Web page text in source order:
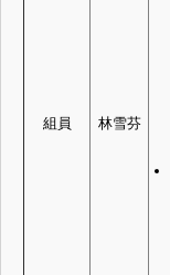
組員 林雪芬